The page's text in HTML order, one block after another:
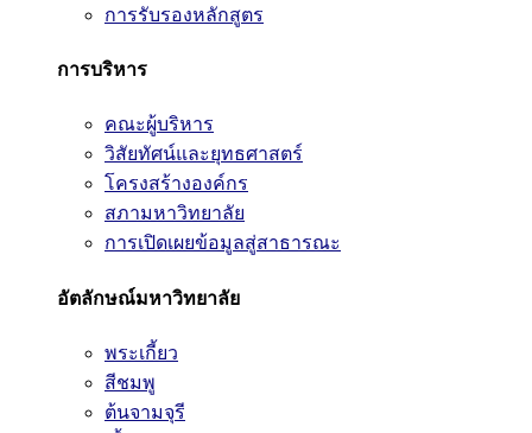
การรับรองหลักสูตร
การบริหาร
คณะผู้บริหาร
วิสัยทัศน์และยุทธศาสตร์
โครงสร้างองค์กร
สภามหาวิทยาลัย
การเปิดเผยข้อมูลสู่สาธารณะ
อัตลักษณ์มหาวิทยาลัย
พระเกี้ยว
สีชมพู
ต้นจามจุรี